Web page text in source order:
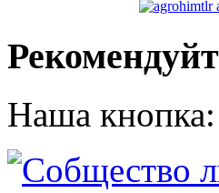
Наша кнопка: